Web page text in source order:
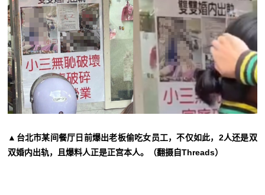
▲台北市某间餐厅日前爆出老板偷吃女员工，不仅如此，2人还是双
双婚内出轨，且爆料人正是正宫本人。（翻摄自Threads）